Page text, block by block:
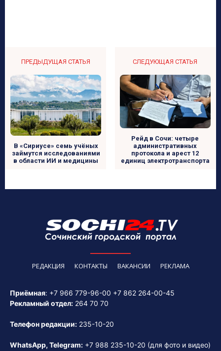
ПРЕДЫДУЩАЯ СТАТЬЯ
В «Сириусе» семь учёных
займутся исследованиями
в области ИИ и медицины
СЛЕДУЮЩАЯ СТАТЬЯ
Рейд в Сочи: четыре
административных
протокола и арест 12
единиц электротранспорта
РЕДАКЦИЯ КОНТАКТЫ ВАКАНСИИ РЕКЛАМА
Приёмная: +7 966 779-96-00 +7 862 264-00-45
Рекламный отдел: 264 70 70
Телефон редакции: 235-10-20
WhatsApp, Telegram: +7 988 235-10-20 (для фото и видео)